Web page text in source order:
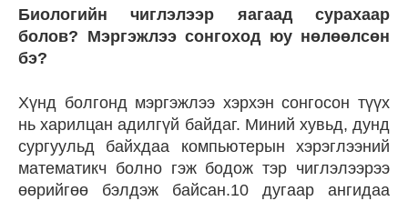
Биологийн чиглэлээр яагаад сурахаар
болов? Мэргэжлээ сонгоход юу нөлөөлсөн
бэ?
Хүнд болгонд мэргэжлээ хэрхэн сонгосон түүх
нь харилцан адилгүй байдаг. Миний хувьд, дунд
сургуульд байхдаа компьютерын хэрэглээний
математикч болно гэж бодож тэр чиглэлээрээ
өөрийгөө бэлдэж байсан.10 дугаар ангидаа